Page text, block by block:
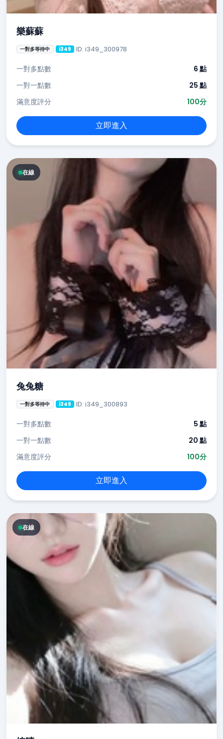
樂蘇蘇
一對多等待中 i349 ID: i349_300978
一對多點數
6 點
一對一點數
25 點
滿意度評分
100分
立即進入
在線
兔兔糖
一對多等待中 i349 ID: i349_300893
一對多點數
5 點
一對一點數
20 點
滿意度評分
100分
立即進入
在線